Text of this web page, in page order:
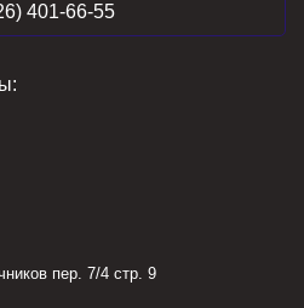
401-66-55
пер. 7/4 стр. 9